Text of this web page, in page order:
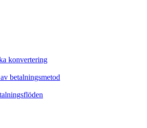
konvertering
betalningsmetod